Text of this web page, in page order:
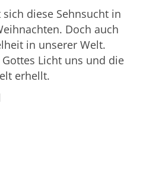
diese Sehnsucht in
Doch auch
in unserer Welt.
Licht uns und die
erhellt.